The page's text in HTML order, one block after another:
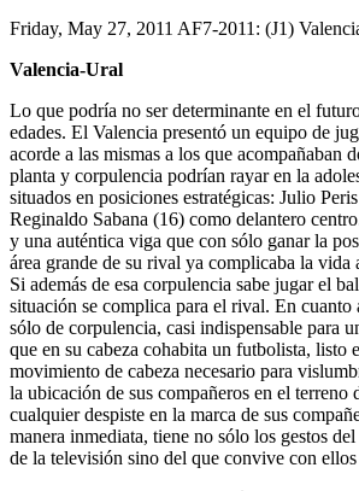
Friday, May 27, 2011 AF7-2011: (J1)
Valencia-Ural
Lo que podría no ser determinante en el
edades. El Valencia presentó un equipo de
acorde a las mismas a los que acompañaban
planta y corpulencia podrían rayar en la
situados en posiciones estratégicas: Julio
Reginaldo Sabana (16) como delantero
y una auténtica viga que con sólo ganar la
área grande de su rival ya complicaba la vida
Si además de esa corpulencia sabe jugar el
situación se complica para el rival. En cuanto
sólo de corpulencia, casi indispensable para
que en su cabeza cohabita un futbolista, listo
movimiento de cabeza necesario para
la ubicación de sus compañeros en el terreno
cualquier despiste en la marca de sus
manera inmediata, tiene no sólo los gestos
de la televisión sino del que convive con